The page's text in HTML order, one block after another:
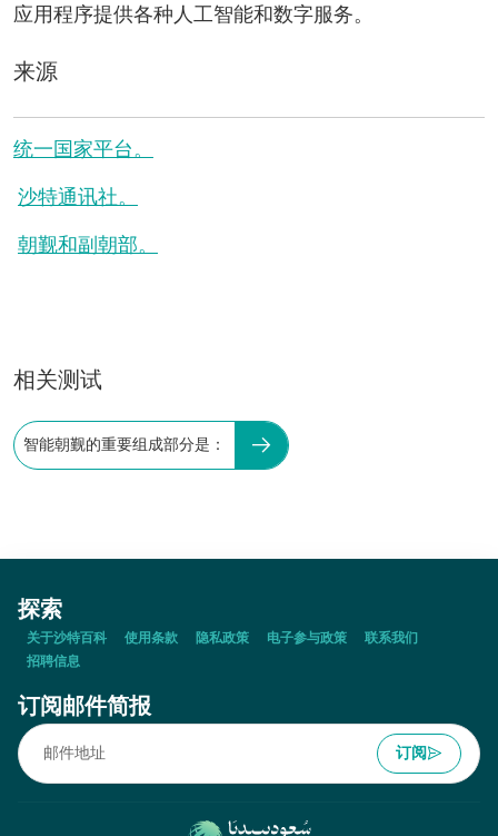
应用程序提供各种人工智能和数字服务。
来源
统一国家平台。
沙特通讯社。
朝觐和副朝部。
相关测试
智能朝觐的重要组成部分是：
探索
关于沙特百科 使用条款 隐私政策 电子参与政策
联系我们
招聘信息
订阅邮件简报
订阅